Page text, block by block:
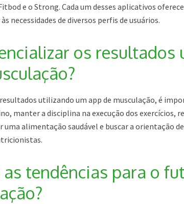
e o Strong. Cada um desses aplicativos
necessidades de diversos perfis de usuários.
os resultados
utilizando um app de musculação, é
manter a disciplina na execução dos exercícios,
alimentação saudável e buscar a orientação
tendências para o